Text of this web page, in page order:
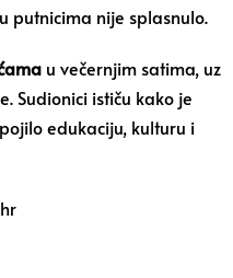
putnicima nije splasnulo.
u večernjim satima, uz
Sudionici ističu kako je
edukaciju, kulturu i